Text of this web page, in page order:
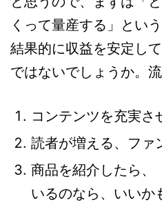
くって量産する」とい
結果的に収益を安定し
ではないでしょうか。流
コンテンツを充実さ
読者が増える、ファ
商品を紹介したら、
いるのなら、いいか